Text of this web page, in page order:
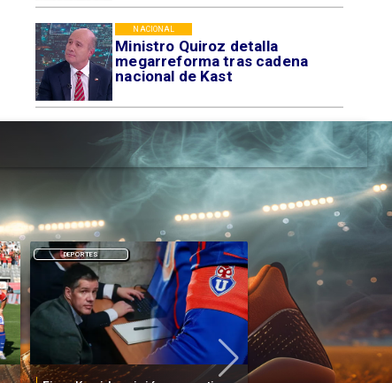
Ministro Quiroz detalla
megarreforma tras cadena
nacional de Kast
NACIONAL
DEPORTES